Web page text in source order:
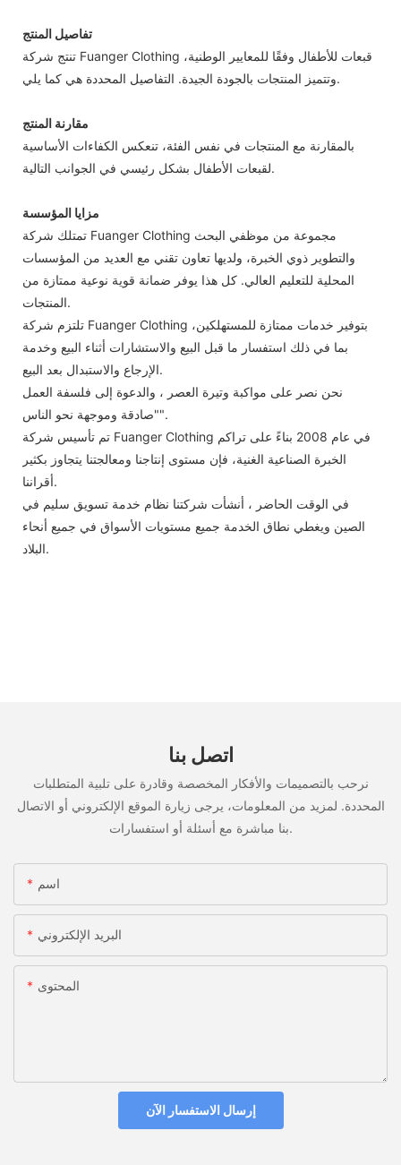
تفاصيل المنتج
تنتج شركة Fuanger Clothing قبعات للأطفال وفقًا للمعايير الوطنية،
وتتميز المنتجات بالجودة الجيدة. التفاصيل المحددة هي كما يلي.
مقارنة المنتج
بالمقارنة مع المنتجات في نفس الفئة، تنعكس الكفاءات الأساسية
لقبعات الأطفال بشكل رئيسي في الجوانب التالية.
مزايا المؤسسة
تمتلك شركة Fuanger Clothing مجموعة من موظفي البحث
والتطوير ذوي الخبرة، ولديها تعاون تقني مع العديد من المؤسسات
المحلية للتعليم العالي. كل هذا يوفر ضمانة قوية نوعية ممتازة من
المنتجات.
تلتزم شركة Fuanger Clothing بتوفير خدمات ممتازة للمستهلكين،
بما في ذلك استفسار ما قبل البيع والاستشارات أثناء البيع وخدمة
الإرجاع والاستبدال بعد البيع.
نحن نصر على مواكبة وتيرة العصر ، والدعوة إلى فلسفة العمل
"صادقة وموجهة نحو الناس".
تم تأسيس شركة Fuanger Clothing في عام 2008 بناءً على تراكم
الخبرة الصناعية الغنية، فإن مستوى إنتاجنا ومعالجتنا يتجاوز بكثير
أقراننا.
في الوقت الحاضر ، أنشأت شركتنا نظام خدمة تسويق سليم في
الصين ويغطي نطاق الخدمة جميع مستويات الأسواق في جميع أنحاء
البلاد.
اتصل بنا
نرحب بالتصميمات والأفكار المخصصة وقادرة على تلبية المتطلبات
المحددة. لمزيد من المعلومات، يرجى زيارة الموقع الإلكتروني أو الاتصال
بنا مباشرة مع أسئلة أو استفسارات.
اسم
البريد الإلكتروني
المحتوى
إرسال الاستفسار الآن